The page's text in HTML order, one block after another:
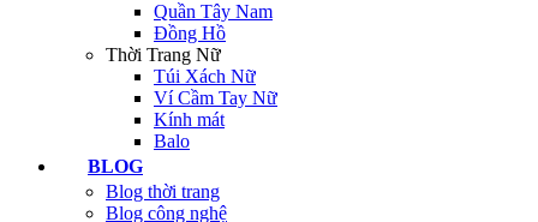
Quần Tây Nam
Đồng Hồ
Thời Trang Nữ
Túi Xách Nữ
Ví Cầm Tay Nữ
Kính mát
Balo
BLOG
Blog thời trang
Blog công nghệ